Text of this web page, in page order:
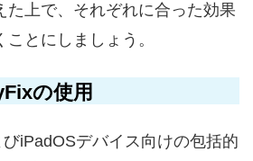
た上で、それぞれに合った効果
とにしましょう。
の使用
iPadOSデバイス向けの包括的